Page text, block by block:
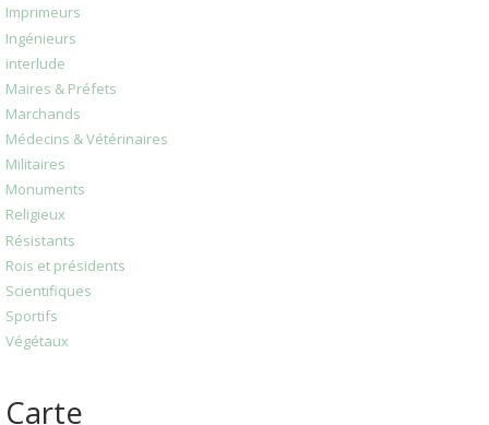
Imprimeurs
Ingénieurs
interlude
Maires & Préfets
Marchands
Médecins & Vétérinaires
Militaires
Monuments
Religieux
Résistants
Rois et présidents
Scientifiques
Sportifs
Végétaux
Carte